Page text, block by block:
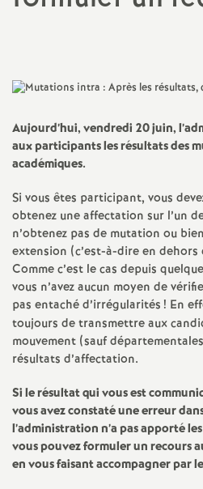
Aujourd’hui, vendredi 20 juin,
aux participants les résultats des
académiques.
Si vous êtes participant, vous
obtenez une affectation sur l’un
n’obtenez pas de mutation ou
extension (c’est-à-dire en dehors
Comme c’est le cas depuis
vous n’avez aucun moyen de
pas entaché d’irrégularités ! En
toujours de transmettre aux
mouvement (sauf
résultats d’affectation.
Si le résultat qui vous est
vous avez constaté une erreur
l’administration n’a pas apporté
vous pouvez formuler un recours
en vous faisant accompagner par